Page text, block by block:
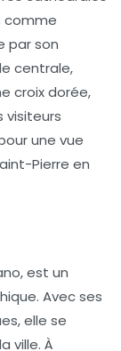
comme
par son
centrale,
croix dorée,
visiteurs
une vue
Pierre en
est un
Avec ses
elle se
ville. À